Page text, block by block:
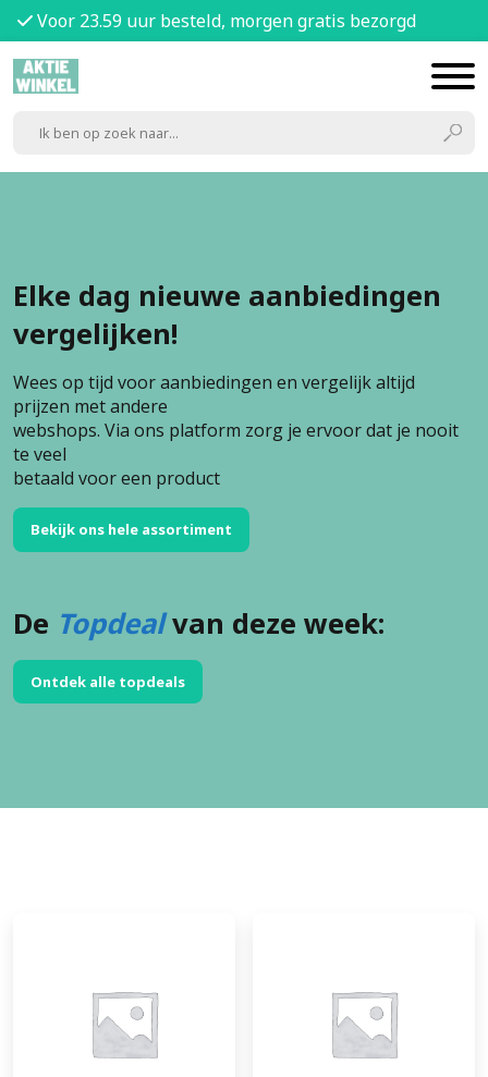
Voor 23.59 uur besteld, morgen gratis bezorgd
Elke dag nieuwe aanbiedingen
vergelijken!
Wees op tijd voor aanbiedingen en vergelijk altijd
prijzen met andere
webshops. Via ons platform zorg je ervoor dat je nooit
te veel
betaald voor een product
Bekijk ons hele assortiment
De Topdealvan deze week:
Ontdek alle topdeals